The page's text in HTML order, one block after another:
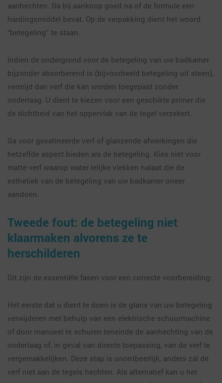
aanhechten. Ga bij aankoop goed na of de formule een
hardingsmiddel bevat. Op de verpakking dient het woord
“betegeling” te staan.
Indien de ondergrond voor de betegeling van uw badkamer
bijzonder absorberend is (bijvoorbeeld betegeling uit steen),
vermijd dan verf die kan worden toegepast zonder
onderlaag. U dient te kiezen voor een geschikte primer die
de dichtheid van het oppervlak van de tegel verzekert.
Ga voor gesatineerde verf of glanzende afwerkingen die
hetzelfde aspect bieden als de betegeling. Kies niet voor
matte verf waarop water lelijke vlekken nalaat die de
esthetiek van de betegeling van uw badkamer oneer
aandoen.
Tweede fout: de betegeling niet
klaarmaken alvorens ze te
herschilderen
Dit zijn de essentiële fasen voor een correcte voorbereiding:
Het eerste dat u dient te doen is de glans van uw betegeling
verwijderen met behulp van een elektrische schuurmachine
of door manueel te schuren teneinde de aanhechting van de
onderlaag of, in geval van directe toepassing, van de verf te
vergemakkelijken. Deze stap is onontbeerlijk, anders zal de
verf niet aan de tegels hechten. Als alternatief kan u het